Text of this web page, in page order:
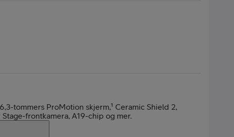
tommers ProMotion skjerm,¹ Ceramic Shield 2,
frontkamera, A19-chip og mer.